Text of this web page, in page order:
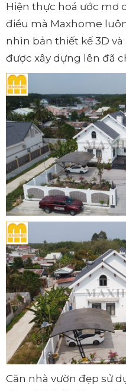
Hiện thực hoá ước mơ
điều mà Maxhome
nhìn bản thiết kế 3D
được xây dựng lên đã
Căn nhà vườn đẹp sử